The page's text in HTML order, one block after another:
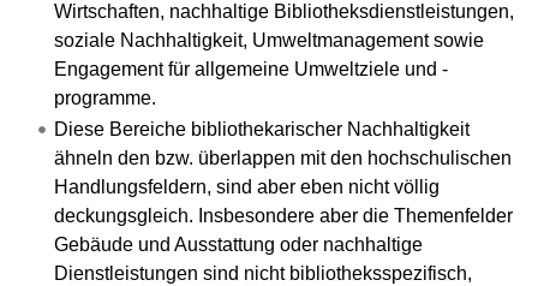
Wirtschaften, nachhaltige Bibliotheksdienstleistungen,
soziale Nachhaltigkeit, Umweltmanagement sowie
Engagement für allgemeine Umweltziele und -
programme.
Diese Bereiche bibliothekarischer Nachhaltigkeit
ähneln den bzw. überlappen mit den hochschulischen
Handlungsfeldern, sind aber eben nicht völlig
deckungsgleich. Insbesondere aber die Themenfelder
Gebäude und Ausstattung oder nachhaltige
Dienstleistungen sind nicht bibliotheksspezifisch,